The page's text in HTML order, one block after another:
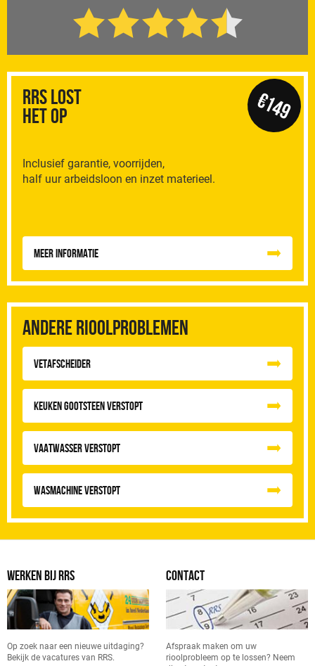
RRS Lost
het op
Inclusief garantie, voorrijden,
half uur arbeidsloon en inzet materieel.
€149
Meer informatie
Andere rioolproblemen
vetafscheider
Keuken Gootsteen Verstopt
Vaatwasser Verstopt
Wasmachine verstopt
WERKEN BIJ RRS
Op zoek naar een nieuwe uitdaging?
Bekijk de vacatures van RRS.
CONTACT
Afspraak maken om uw
rioolprobleem op te lossen? Neem